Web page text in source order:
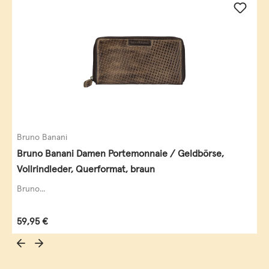
Bruno Banani
Bruno Banani Damen Portemonnaie / Geldbörse,
Vollrindleder, Querformat, braun
Bruno...
Regulärer Preis:
59,95 €